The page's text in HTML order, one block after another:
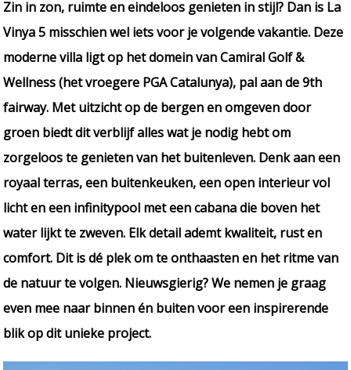
Zin in zon, ruimte en eindeloos genieten in stijl? Dan is La
Vinya 5 misschien wel iets voor je volgende vakantie. Deze
moderne villa ligt op het domein van Camiral Golf &
Wellness (het vroegere PGA Catalunya), pal aan de 9th
fairway. Met uitzicht op de bergen en omgeven door
groen biedt dit verblijf alles wat je nodig hebt om
zorgeloos te genieten van het buitenleven. Denk aan een
royaal terras, een buitenkeuken, een open interieur vol
licht en een infinitypool met een cabana die boven het
water lijkt te zweven. Elk detail ademt kwaliteit, rust en
comfort. Dit is dé plek om te onthaasten en het ritme van
de natuur te volgen. Nieuwsgierig? We nemen je graag
even mee naar binnen én buiten voor een inspirerende
blik op dit unieke project.